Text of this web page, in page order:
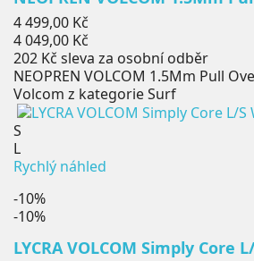
Běžná
cena
4 499,00 Kč
Cena
4 049,00 Kč
202 Kč sleva za osobní odběr
NEOPREN VOLCOM 1.5Mm Pull
Volcom z kategorie Surf
S
L
Rychlý náhled
-10%
-10%
LYCRA VOLCOM Simply Core